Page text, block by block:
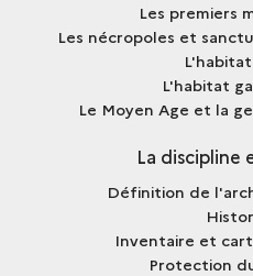
Les premiers
Les nécropoles et
L'habitat
Le Moyen Age et la
La discipline
Définition de
Inventaire et
Protection